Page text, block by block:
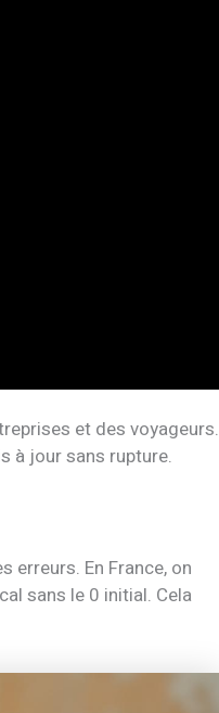
et des voyageurs.
à jour sans rupture.
erreurs. En France, on
sans le 0 initial. Cela